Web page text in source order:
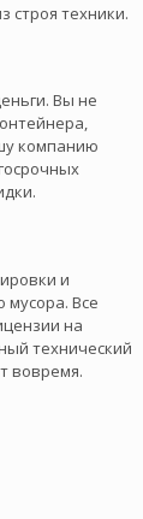
техники.
Вы не
компанию
и
мусора. Все
на
технический
вовремя.